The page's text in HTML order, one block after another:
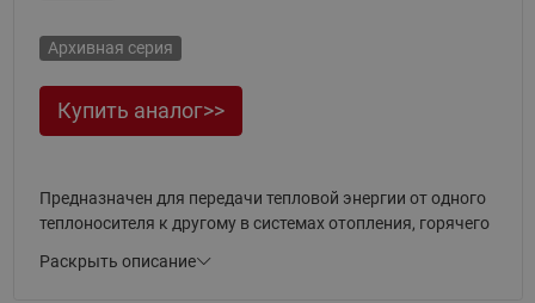
Архивная серия
Купить аналог>>
Предназначен для передачи тепловой энергии от одного
теплоносителя к другому в системах отопления, горячего
установок и кондиционеров.
Раскрыть описание